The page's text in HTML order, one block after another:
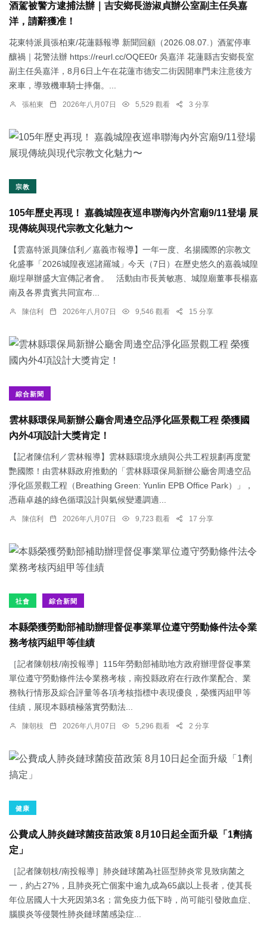
酒駕被警方逮捕法辦｜吉安鄉長游淑貞辦公室副主任吳嘉
洋，請辭獲准！
花東特派員張柏東/花蓮縣報導 新聞回顧（2026.08.07.）酒駕停車
釀禍｜花警法辦 https://reurl.cc/OQEE0r 吳嘉洋 花蓮縣吉安鄉長室
副主任吳嘉洋，8月6日上午在花蓮市德安二街因開車門未注意後方
來車，導致機車騎士摔傷。...
張柏東 2026年八月07日 5,529 觀看 3 分享
宗教
105年歷史再現！ 嘉義城隍夜巡串聯海內外宮廟9/11登場 展
現傳統與現代宗教文化魅力〜
【雲嘉特派員陳信利／嘉義市報導】一年一度、名揚國際的宗教文
化盛事「2026城隍夜巡諸羅城」今天（7日）在歷史悠久的嘉義城隍
廟埕舉辦盛大宣傳記者會。 活動由市長黃敏惠、城隍廟董事長楊嘉
南及各界貴賓共同宣布...
陳信利 2026年八月07日 9,546 觀看 15 分享
綜合新聞
雲林縣環保局新辦公廳舍周邊空品淨化區景觀工程 榮獲國
內外4項設計大獎肯定！
【記者陳信利／雲林報導】雲林縣環境永續與公共工程規劃再度驚
艷國際！由雲林縣政府推動的「雲林縣環保局新辦公廳舍周邊空品
淨化區景觀工程（Breathing Green: Yunlin EPB Office Park）」，
憑藉卓越的綠色循環設計與氣候變遷調適...
陳信利 2026年八月07日 9,723 觀看 17 分享
社會 綜合新聞
本縣榮獲勞動部補助辦理督促事業單位遵守勞動條件法令業
務考核丙組甲等佳績
［記者陳朝枝/南投報導］115年勞動部補助地方政府辦理督促事業
單位遵守勞動條件法令業務考核，南投縣政府在行政作業配合、業
務執行情形及綜合評量等各項考核指標中表現優良，榮獲丙組甲等
佳績，展現本縣積極落實勞動法...
陳朝枝 2026年八月07日 5,296 觀看 2 分享
健康
公費成人肺炎鏈球菌疫苗政策 8月10日起全面升級「1劑搞
定」
［記者陳朝枝/南投報導］肺炎鏈球菌為社區型肺炎常見致病菌之
一，約占27%，且肺炎死亡個案中逾九成為65歲以上長者，使其長
年位居國人十大死因第3名；當免疫力低下時，尚可能引發敗血症、
腦膜炎等侵襲性肺炎鏈球菌感染症...